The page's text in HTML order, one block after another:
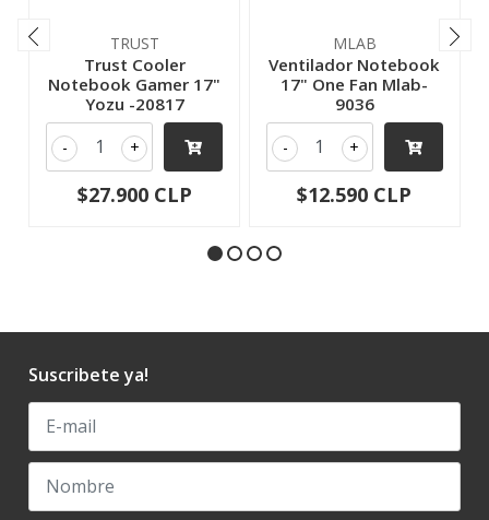
TRUST
Trust Cooler
Notebook Gamer 17"
Yozu -20817
+
-
$27.900 CLP
MLAB
Ventilador Notebook
17" One Fan Mlab-
9036
+
-
$12.590 CLP
Suscribete ya!